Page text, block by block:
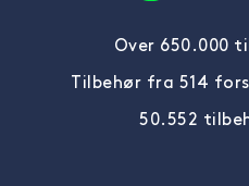
Over 650.000
Tilbehør fra 514
50.552